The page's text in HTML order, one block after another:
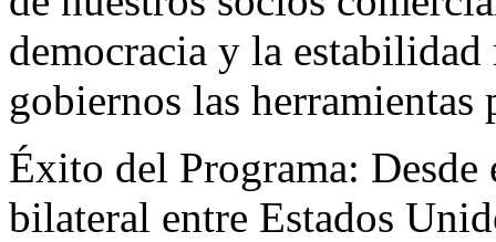
democracia y la
gobiernos las
Éxito del Programa:
bilateral entre Estados